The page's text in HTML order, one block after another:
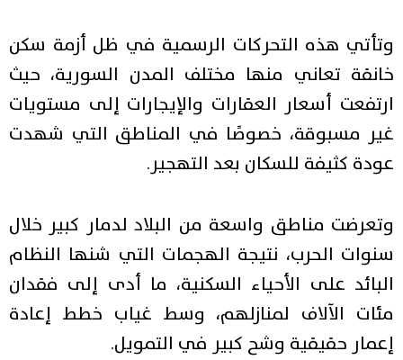
وتأتي هذه التحركات الرسمية في ظل أزمة سكن
خانقة تعاني منها مختلف المدن السورية، حيث
ارتفعت أسعار العقارات والإيجارات إلى مستويات
غير مسبوقة، خصوصًا في المناطق التي شهدت
عودة كثيفة للسكان بعد التهجير.
وتعرضت مناطق واسعة من البلاد لدمار كبير خلال
سنوات الحرب، نتيجة الهجمات التي شنها النظام
البائد على الأحياء السكنية، ما أدى إلى فقدان
مئات الآلاف لمنازلهم، وسط غياب خطط إعادة
إعمار حقيقية وشح كبير في التمويل.